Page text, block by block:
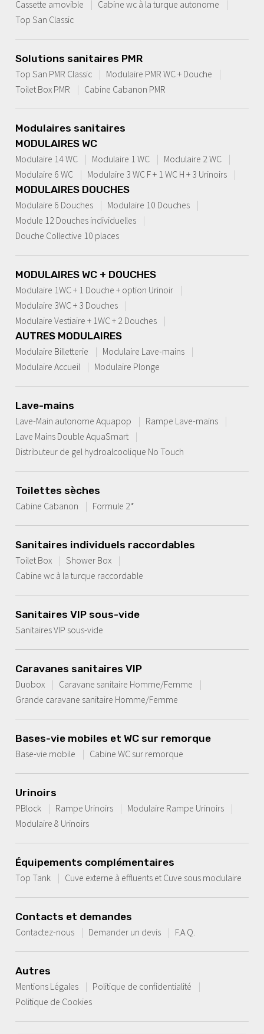
Cassette amovible
Cabine wc à la turque autonome
Top San Classic
Solutions sanitaires PMR
Top San PMR Classic
Modulaire PMR WC + Douche
Toilet Box PMR
Cabine Cabanon PMR
Modulaires sanitaires
MODULAIRES WC
Modulaire 14 WC
Modulaire 1 WC
Modulaire 2 WC
Modulaire 6 WC
Modulaire 3 WC F + 1 WC H + 3 Urinoirs
MODULAIRES DOUCHES
Modulaire 6 Douches
Modulaire 10 Douches
Module 12 Douches individuelles
Douche Collective 10 places
MODULAIRES WC + DOUCHES
Modulaire 1WC + 1 Douche + option Urinoir
Modulaire 3WC + 3 Douches
Modulaire Vestiaire + 1WC + 2 Douches
AUTRES MODULAIRES
Modulaire Billetterie
Modulaire Lave-mains
Modulaire Accueil
Modulaire Plonge
Lave-mains
Lave-Main autonome Aquapop
Rampe Lave-mains
Lave Mains Double AquaSmart
Distributeur de gel hydroalcoolique No Touch
Toilettes sèches
Cabine Cabanon
Formule 2*
Sanitaires individuels raccordables
Toilet Box
Shower Box
Cabine wc à la turque raccordable
Sanitaires VIP sous-vide
Sanitaires VIP sous-vide
Caravanes sanitaires VIP
Duobox
Caravane sanitaire Homme/Femme
Grande caravane sanitaire Homme/Femme
Bases-vie mobiles et WC sur remorque
Base-vie mobile
Cabine WC sur remorque
Urinoirs
PBlock
Rampe Urinoirs
Modulaire Rampe Urinoirs
Modulaire 8 Urinoirs
Équipements complémentaires
Top Tank
Cuve externe à effluents et Cuve sous modulaire
Contacts et demandes
Contactez-nous
Demander un devis F.A.Q.
Autres
Mentions Légales
Politique de confidentialité
Politique de Cookies